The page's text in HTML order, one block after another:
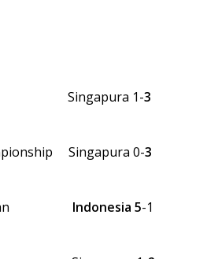
Singapura 1-3
Singapura 0-3
Indonesia 5-1